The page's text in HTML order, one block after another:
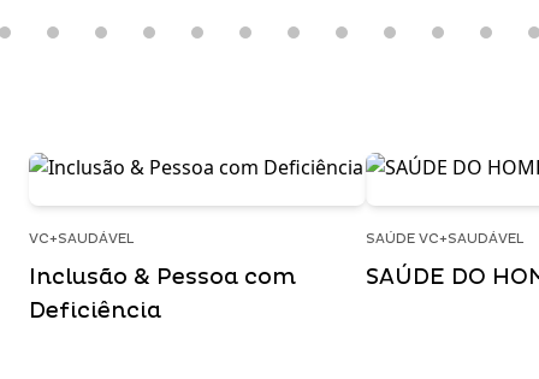
VC+SAUDÁVEL
Inclusão & Pessoa com
Deficiência
SAÚDE VC+SAUDÁVEL
SAÚDE DO